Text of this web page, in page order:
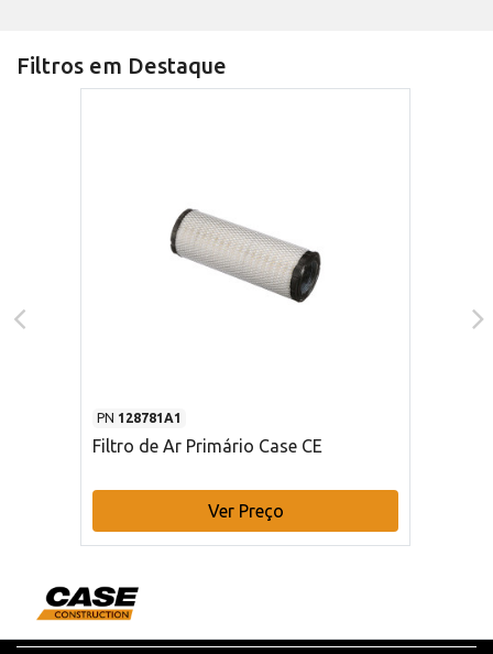
Filtros em Destaque
PN 128781A1
Filtro de Ar Primário Case CE
Ver Preço